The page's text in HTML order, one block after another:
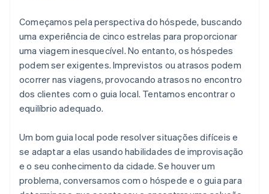
Começamos pela perspectiva do hóspede, buscando
uma experiência de cinco estrelas para proporcionar
uma viagem inesquecível. No entanto, os hóspedes
podem ser exigentes. Imprevistos ou atrasos podem
ocorrer nas viagens, provocando atrasos no encontro
dos clientes com o guia local. Tentamos encontrar o
equilíbrio adequado.
Um bom guia local pode resolver situações difíceis e
se adaptar a elas usando habilidades de improvisação
e o seu conhecimento da cidade. Se houver um
problema, conversamos com o hóspede e o guia para